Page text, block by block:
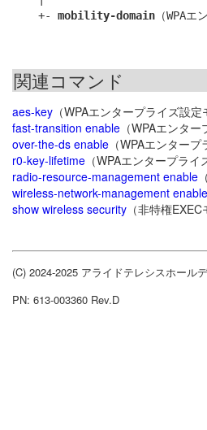
    +-
mobility-domain
関連コマンド
aes-key （WPAエンタープライズ設定
fast-transition enable （WPAエンタ
over-the-ds enable （WPAエンター
r0-key-lifetime （WPAエンタープライ
radio-resource-management enable
wireless-network-management enable
show wireless security （非特権EXEC
(C) 2024-2025 アライドテレシスホール
PN: 613-003360 Rev.D